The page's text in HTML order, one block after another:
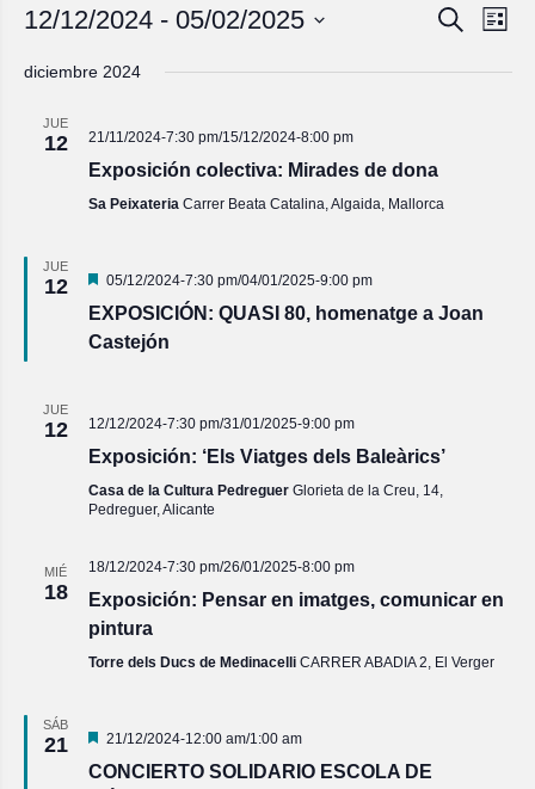
Buscar
de
de
Lista
12/12/2024 - 05/02/2025
fecha.
diciembre 2024
JUE
12 21/11/2024-7:30 pm/15/12/2024-8:00 pm
Exposición colectiva: Mirades de dona
Sa Peixateria Carrer Beata Catalina, Algaida, Mallorca
JUE
12 Destacado
05/12/2024-7:30 pm/04/01/2025-9:00 pm
EXPOSICIÓN: QUASI 80, homenatge a Joan
Castejón
JUE
12 12/12/2024-7:30 pm/31/01/2025-9:00 pm
Exposición: ‘Els Viatges dels Baleàrics’
Casa de la Cultura Pedreguer Glorieta de la Creu, 14,
Pedreguer, Alicante
MIÉ
18
18/12/2024-7:30 pm/26/01/2025-8:00 pm
Exposición: Pensar en imatges, comunicar en
pintura
Torre dels Ducs de Medinacelli CARRER ABADIA 2, El Verger
SÁB
21 Destacado
21/12/2024-12:00 am/1:00 am
CONCIERTO SOLIDARIO ESCOLA DE